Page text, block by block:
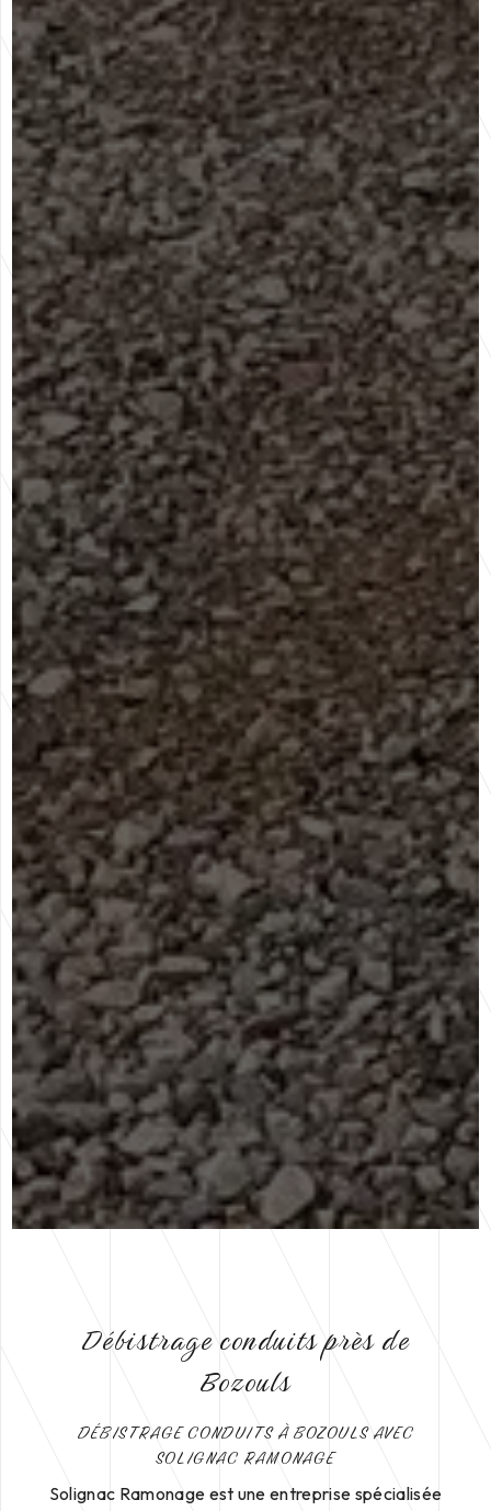
Débistrage conduits près de
Bozouls
DÉBISTRAGE CONDUITS À BOZOULS AVEC
SOLIGNAC RAMONAGE
Solignac Ramonage est une entreprise spécialisée